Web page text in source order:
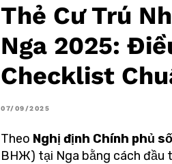
Thẻ Cư Trú
Nga 2025:
Checklist
07/09/2025
Theo Nghị định Chính phủ
ВНЖ) tại Nga bằng cách đầu